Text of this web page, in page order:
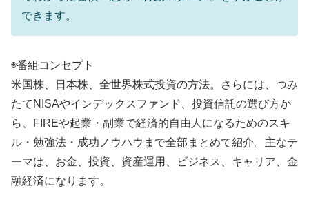
できます。
◉番組コンセプト
米国株、日本株、全世界株式投資の方法。さらには、つみ
たてNISAやインデックスファンド、投資信託の選び方か
ら、FIREや起業・副業で経済的自由人になるためのスキ
ル・勉強法・成功ノウハウまで全部まとめて紹介。主なテ
ーマは、お金、投資、資産運用、ビジネス、キャリア、金
融経済になります。